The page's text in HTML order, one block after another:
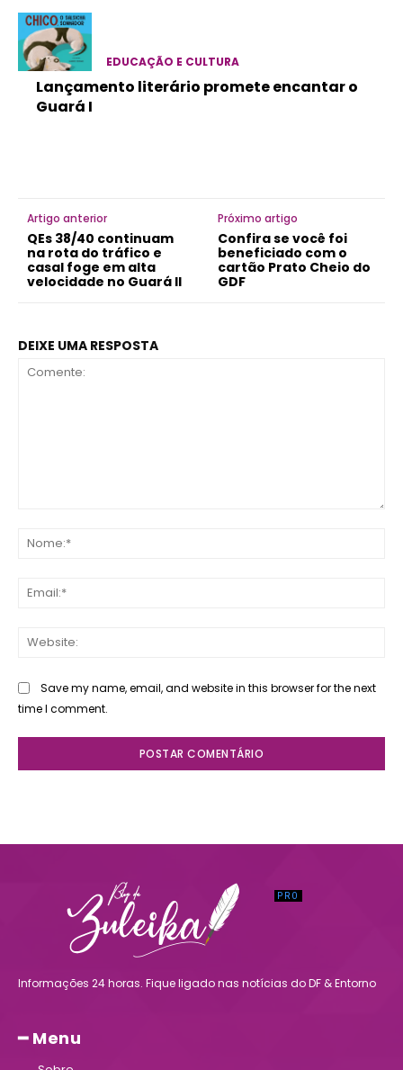
EDUCAÇÃO E CULTURA
Lançamento literário promete encantar o
Guará I
Artigo anterior
QEs 38/40 continuam
na rota do tráfico e
casal foge em alta
velocidade no Guará II
Próximo artigo
Confira se você foi
beneficiado com o
cartão Prato Cheio do
GDF
DEIXE UMA RESPOSTA
Save my name, email, and website in this browser for the next
time I comment.
Informações 24 horas. Fique ligado nas notícias do DF & Entorno
━ Menu